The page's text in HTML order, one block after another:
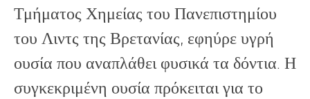
Τμήματος Χημείας του Πανεπιστημίου
του Λιντς της Βρετανίας, εφηύρε υγρή
ουσία που αναπλάθει φυσικά τα δόντια. Η
συγκεκριμένη ουσία πρόκειται για το